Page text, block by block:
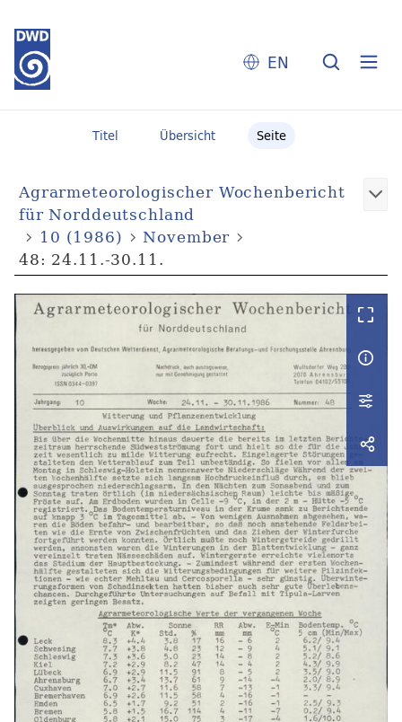
EN
Titel Übersicht Seite
Agrarmeteorologischer Wochenbericht
für Norddeutschland
10 (1986)
November
48: 24.11.-30.11.